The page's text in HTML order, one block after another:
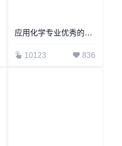
应用化学专业优秀的职业生涯规划书word模板
10123 836